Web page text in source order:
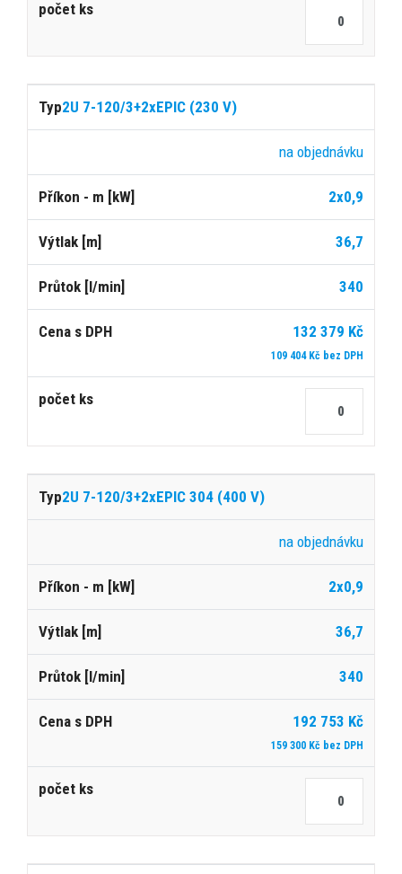
2U 7-120/3+2xEPIC (230 V)
na objednávku
2x0,9
36,7
340
132 379 Kč
109 404 Kč bez DPH
2U 7-120/3+2xEPIC 304 (400 V)
na objednávku
2x0,9
36,7
340
192 753 Kč
159 300 Kč bez DPH